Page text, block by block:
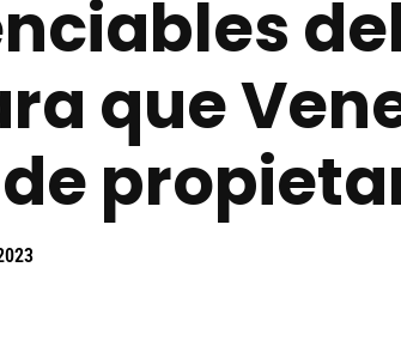
que